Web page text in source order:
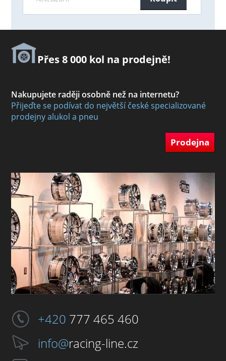
Přes 8 000 kol na prodejně!
Nakupujete raději osobně než na internetu?
Přijeďte se podívat do největší české specializované
prodejny alukol a pneu
Prodejna
+420 777 465 460
info@racing-line.cz